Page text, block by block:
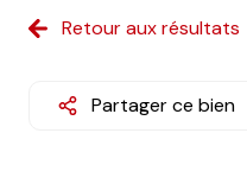
nos
estimation
Retour aux résultats
Partager ce bien